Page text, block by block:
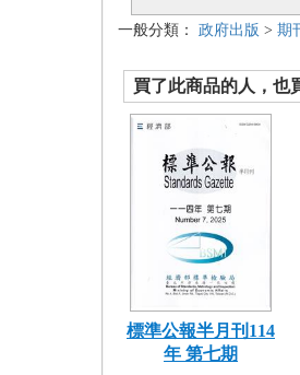
一般分類： 政府出版 > 期
買了此商品的人，也
標準公報半月刊114
年 第七期